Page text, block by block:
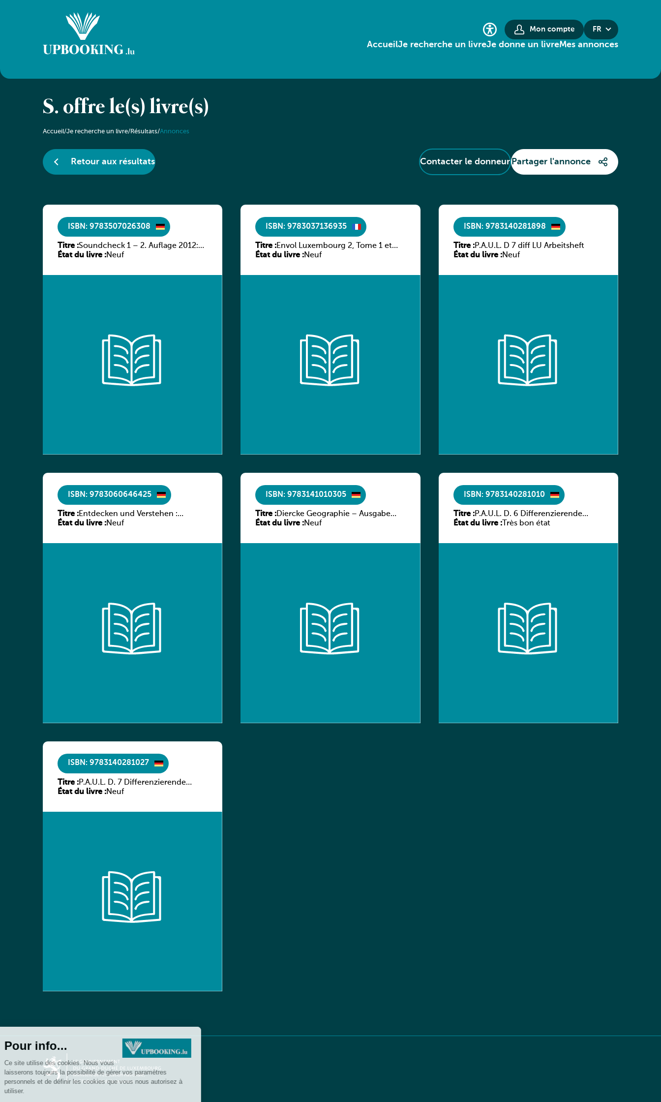
Mon compte FR
AccueilJe recherche un livreJe donne un livreMes annonces
S. offre le(s) livre(s)
Accueil/Je recherche un livre/Résultats/Annonces
Retour aux résultats Contacter le donneur Partager l'annonce
ISBN: 9783507026308
Titre :Soundcheck 1 – 2. Auflage 2012:
Schülerband 1
État du livre :Neuf
ISBN: 9783037136935
Titre :Envol Luxembourg 2, Tome 1 et
Tome 2
État du livre :Neuf
ISBN: 9783140281898
Titre :P.A.U.L. D 7 diff LU Arbeitsheft
État du livre :Neuf
ISBN: 9783060646425
Titre :Entdecken und Verstehen :
Geschichtsbuch für den
in Luxemburg, Band 2
État du livre :Neuf
ISBN: 9783141010305
Titre :Diercke Geographie – Ausgabe
2019 für Luxemburg Schülerband
État du livre :Neuf
ISBN: 9783140281010
Titre :P.A.U.L. D. 6 Differenzierende
Ausgabe
État du livre :Très bon état
ISBN: 9783140281027
Titre :P.A.U.L. D. 7 Differenzierende
Ausgabe
État du livre :Neuf